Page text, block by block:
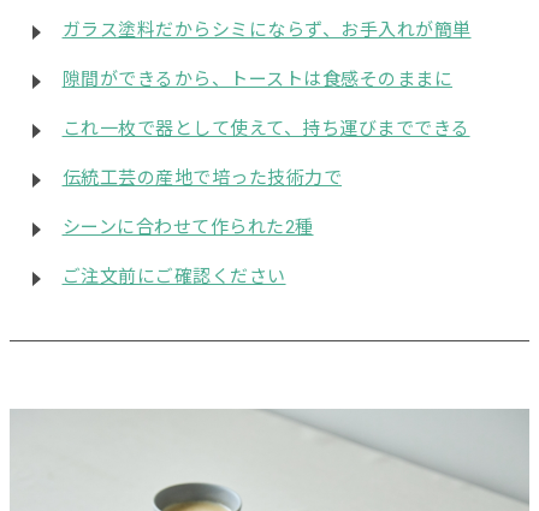
ガラス塗料だからシミにならず、お手入れが簡単
隙間ができるから、トーストは食感そのままに
これ一枚で器として使えて、持ち運びまでできる
伝統工芸の産地で培った技術力で
シーンに合わせて作られた2種
ご注文前にご確認ください